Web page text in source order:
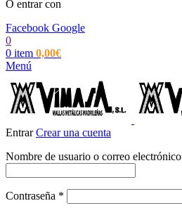
O entrar con
Facebook Google
0
0 item 0,00€
Menú
EntrarCrear una cuenta
Nombre de usuario o correo electrónico
Contraseña *